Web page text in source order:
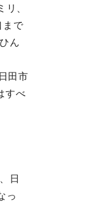
、
まで
ん
田市
すべ
日
っ